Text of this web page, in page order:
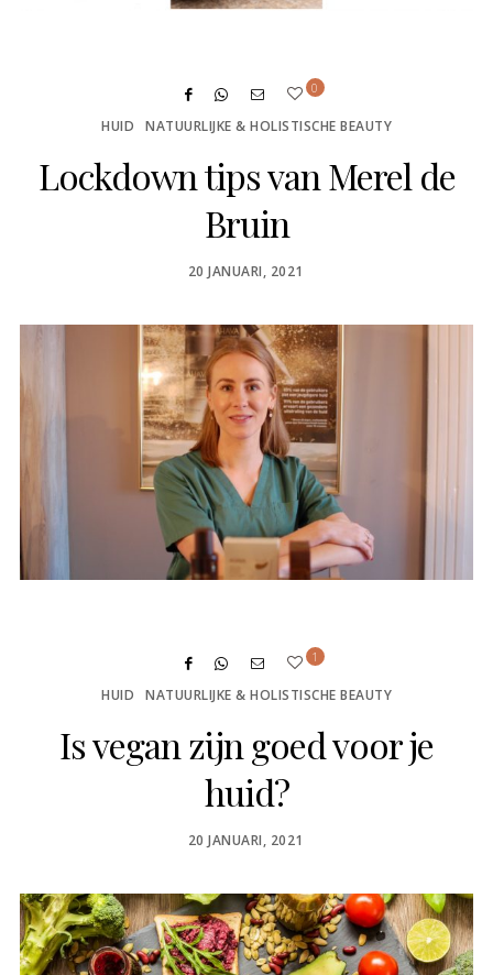
0
HUID NATUURLIJKE & HOLISTISCHE BEAUTY
Lockdown tips van Merel de
Bruin
POSTED
20 JANUARI, 2021
1
HUID NATUURLIJKE & HOLISTISCHE BEAUTY
Is vegan zijn goed voor je
huid?
POSTED
20 JANUARI, 2021